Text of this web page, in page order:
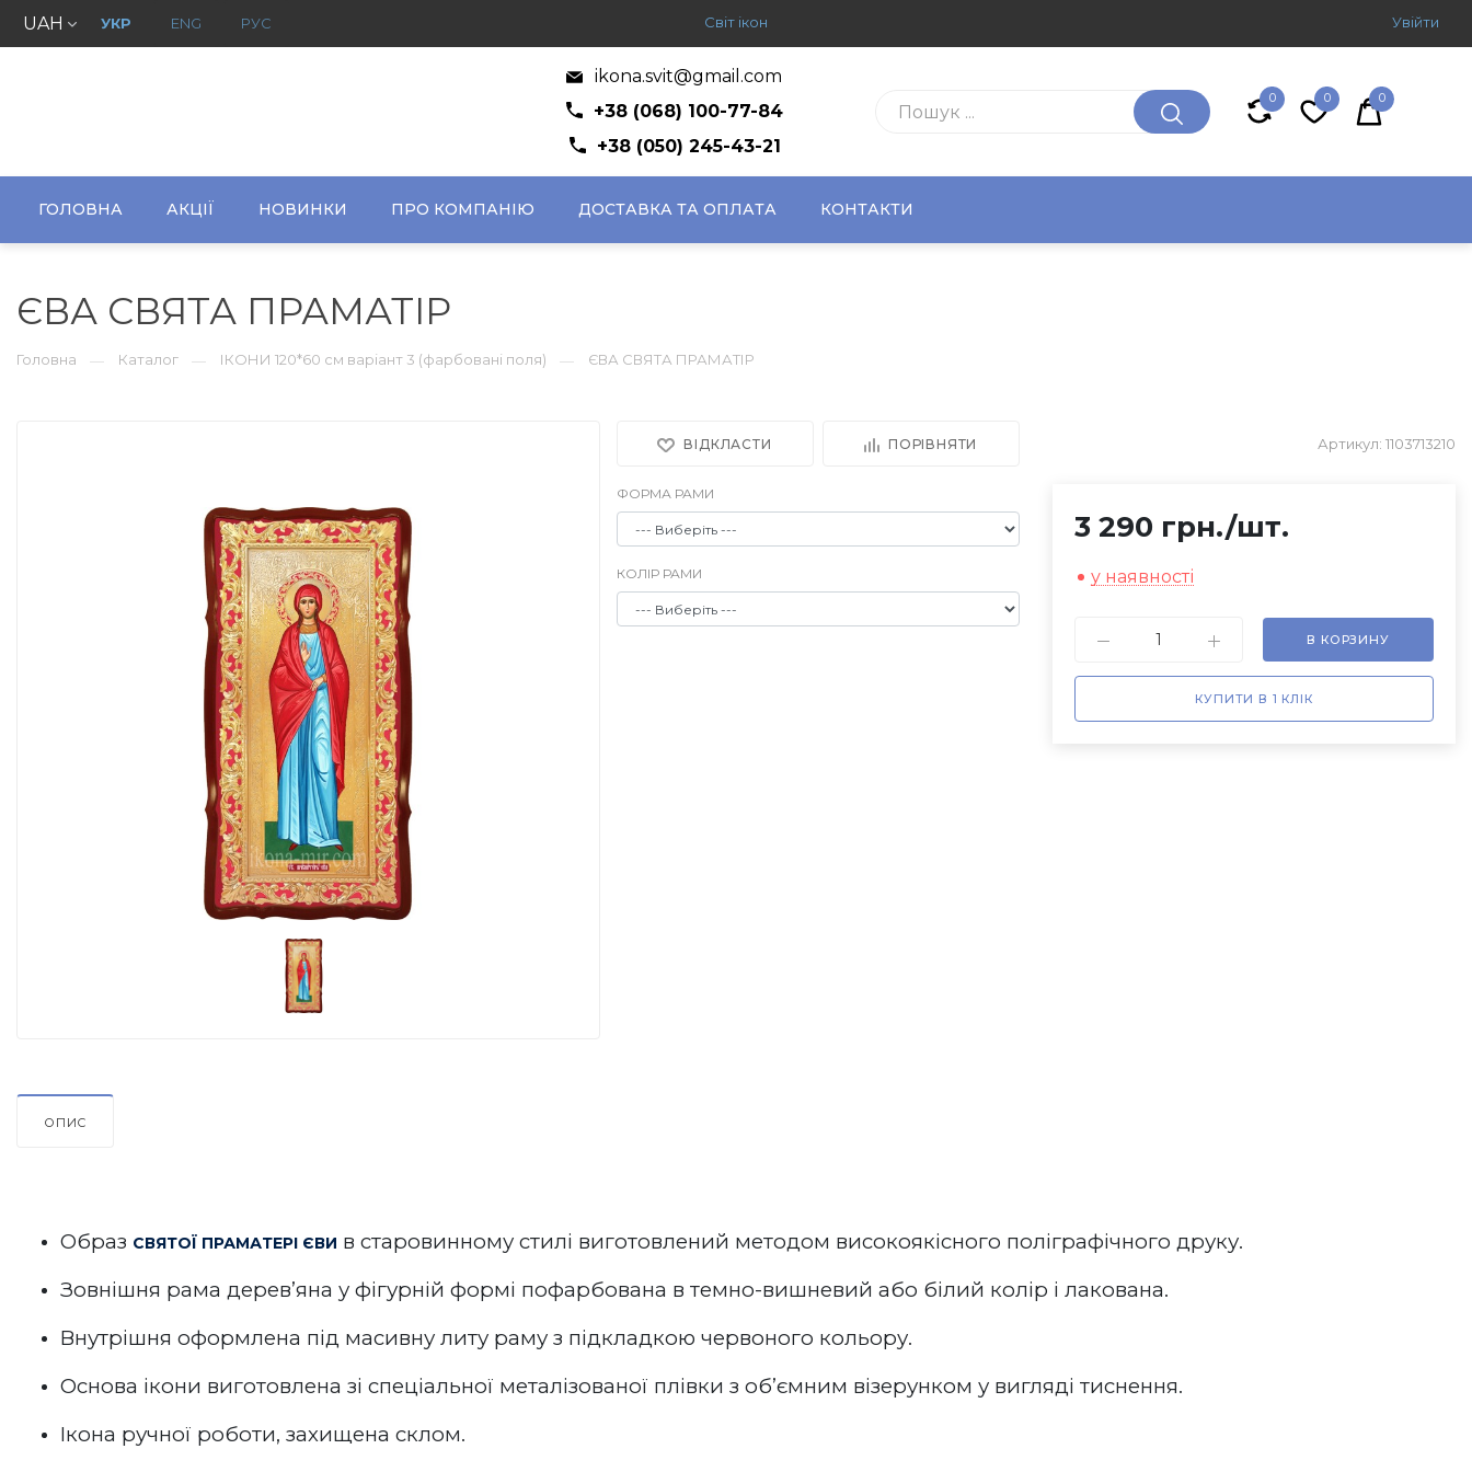
UAH УКР ENG РУС Світ ікон Увiйти
ikona.svit@gmail.com
+38 (068) 100-77-84
+38 (050) 245-43-21
0 0 0
ГОЛОВНА АКЦІЇ НОВИНКИ ПРО КОМПАНІЮ ДОСТАВКА ТА ОПЛАТА КОНТАКТИ
ЄВА СВЯТА ПРАМАТІР
Головна — Каталог — ІКОНИ 120*60 см варіант 3 (фарбовані поля) — ЄВА СВЯТА ПРАМАТІР
ВІДКЛАСТИ ПОРІВНЯТИ Артикул: 1103713210
ФОРМА РАМИ
КОЛІР РАМИ
3 290 грн./шт.
у наявності
В КОРЗИНУ
КУПИТИ В 1 КЛІК
ОПИС
Образ СВЯТОЇ ПРАМАТЕРІ ЄВИ в старовинному стилі виготовлений методом високоякісного поліграфічного друку.
Зовнішня рама дерев’яна у фігурній формі пофарбована в темно-вишневий або білий колір і лакована.
Внутрішня оформлена під масивну литу раму з підкладкою червоного кольору.
Основа ікони виготовлена зі спеціальної металізованої плівки з об’ємним візерунком у вигляді тиснення.
Ікона ручної роботи, захищена склом.